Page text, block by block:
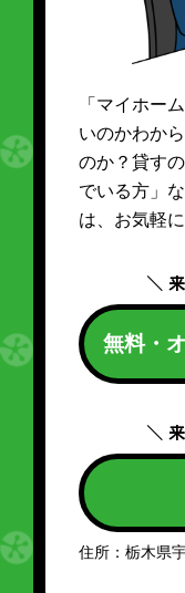
「マイホー
いのかわか
のか？貸す
でいる方」
は、お気軽
＼
無料・
＼
住所：栃木県